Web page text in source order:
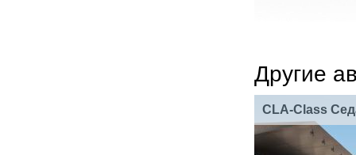
Другие
CLA-Class